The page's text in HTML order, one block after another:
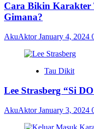
Cara Bikin Karakter
Gimana?
AkuAktorJanuary 4, 2024
Tau Dikit
Lee Strasberg “Si
AkuAktorJanuary 3, 2024